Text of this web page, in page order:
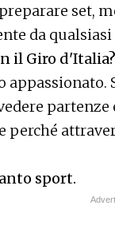
set,
da qualsiasi
il Giro d'Italia?
appassionato.
perché
sport.